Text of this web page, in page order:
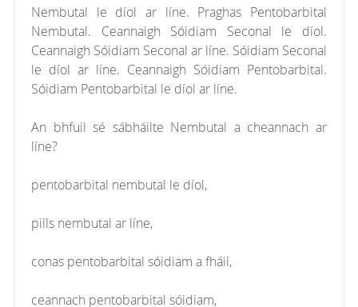
Nembutal le díol ar líne. Praghas Pentobarbital
Nembutal. Ceannaigh Sóidiam Seconal le díol.
Ceannaigh Sóidiam Seconal ar líne. Sóidiam Seconal
le díol ar líne. Ceannaigh Sóidiam Pentobarbital.
Sóidiam Pentobarbital le díol ar líne.
An bhfuil sé sábháilte Nembutal a cheannach ar
líne?
pentobarbital nembutal le díol,
pills nembutal ar líne,
conas pentobarbital sóidiam a fháil,
ceannach pentobarbital sóidiam,